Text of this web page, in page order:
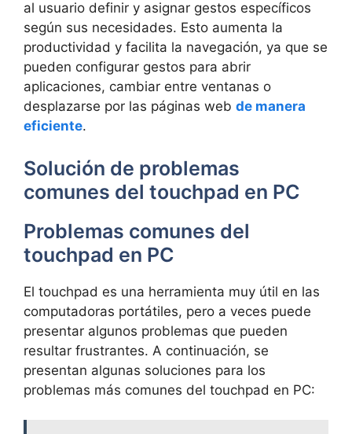
al usuario definir ‌y⁣ asignar gestos⁢ específicos
según sus necesidades. ⁣Esto​ aumenta ‌la⁤
productividad y facilita la navegación, ya que se
pueden ⁣configurar gestos para ⁢abrir
aplicaciones, cambiar entre ventanas o
desplazarse⁤ por las páginas web de manera
eficiente.
Solución de problemas
comunes del touchpad en PC
Problemas comunes​ del
touchpad ‌en PC
El‍ touchpad es una herramienta muy ​útil‍ en las
computadoras portátiles, pero ⁣a veces puede
presentar algunos problemas que‌ pueden
resultar frustrantes. A continuación,⁣ se
presentan algunas soluciones para los
problemas más comunes del ‌touchpad en PC: